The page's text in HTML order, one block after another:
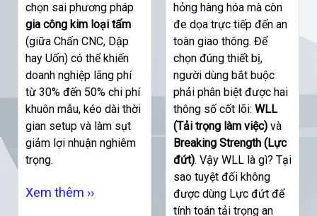
chọn sai phương pháp
gia công kim loại tấm
(giữa Chấn CNC, Dập
hay Uốn) có thể khiến
doanh nghiệp lãng phí
từ 30% đến 50% chi phí
khuôn mẫu, kéo dài thời
gian setup và làm sụt
giảm lợi nhuận nghiêm
trọng.
Xem thêm ››
gì?
hỏng hàng hóa mà còn
đe dọa trực tiếp đến an
toàn giao thông. Để
chọn đúng thiết bị,
người dùng bắt buộc
phải phân biệt được hai
thông số cốt lõi: WLL
(Tải trọng làm việc) và
Breaking Strength (Lực
đứt). Vậy WLL là gì? Tại
sao tuyệt đối không
được dùng Lực đứt để
tính toán tải trọng an